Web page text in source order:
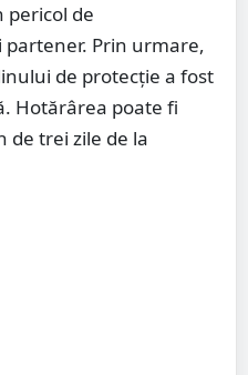
pericol de
Prin urmare,
de protecție a fost
Hotărârea poate fi
de trei zile de la